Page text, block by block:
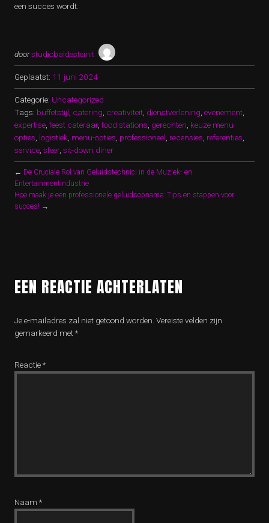
een succes wordt.
doorstudiobaldesteinit
Geplaatst: 11 juni 2024
Categorie: Uncategorized
Tags: buffetstijl catering creativiteit dienstverlening evenement
expertise feest cateraar, food stations gerechten keuze menu-
opties logistiek menu-opties professioneel recensies referenties
service sfeer, sit-down diner
← De Cruciale Rol van Geluidstechnici in de Muziek- en
Entertainmentindustrie
Hoe maak je een professionele geluidsopname: Tips en stappen voor
succes! →
EEN REACTIE ACHTERLATEN
Je e-mailadres zal niet getoond worden. Vereiste velden zijn
gemarkeerd met*
Reactie*
Naam *